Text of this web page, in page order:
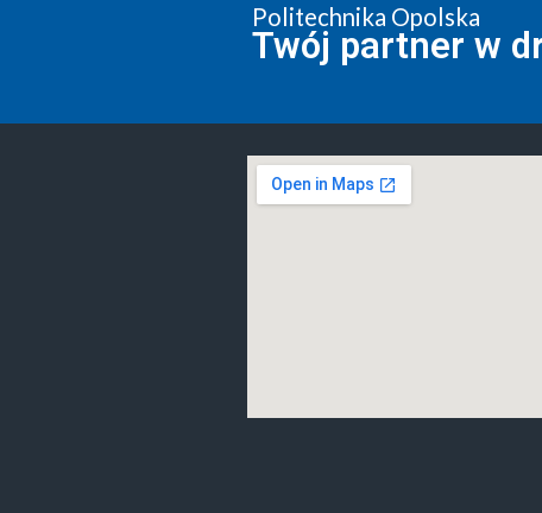
Politechnika Opolska
Twój partner w